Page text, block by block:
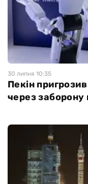
30 липня 10:35
Пекін
через заборону